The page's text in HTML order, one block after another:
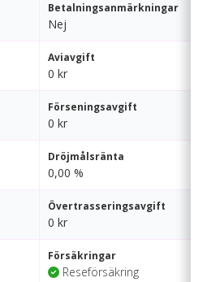
Betalningsanmärkningar
Nej
Aviavgift
0 kr
Förseningsavgift
0 kr
Dröjmålsränta
0,00 %
Övertrasseringsavgift
0 kr
Försäkringar
Reseförsäkring